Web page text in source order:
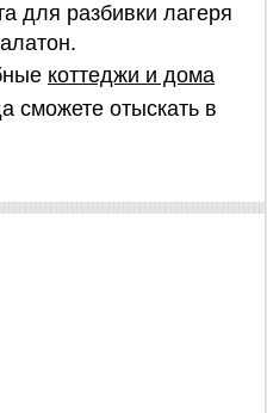
для разбивки лагеря
коттеджи и дома
сможете отыскать в